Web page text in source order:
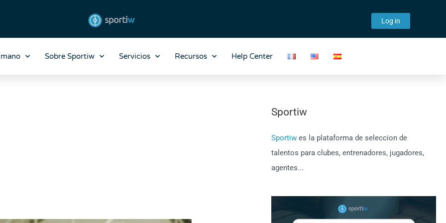
Log in
Sobre Sportiw Servicios Recursos Help Center
Sportiw
Sportiw es la plataforma de seleccion de
talentos para clubes, entrenadores, jugadores,
agentes...